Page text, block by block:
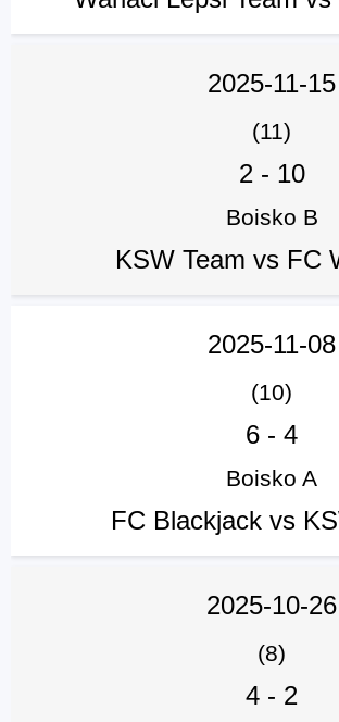
2025-11-15
(11)
2- 10
Boisko B
KSW Team vs FC
2025-11-08
(10)
6 - 4
Boisko A
FC Blackjack vs
2025-10-26
(8)
4 - 2